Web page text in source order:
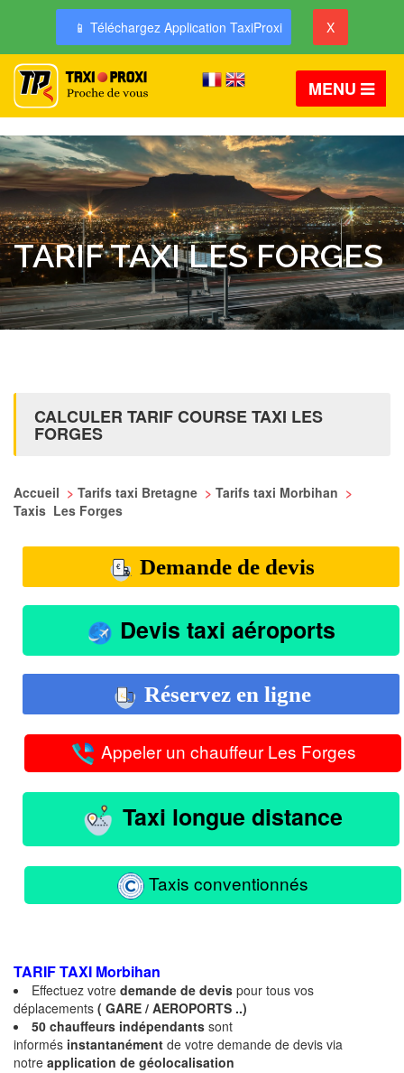
📱 Téléchargez Application TaxiProxi X
MENU
TARIF TAXI LES FORGES
CALCULER TARIF COURSE TAXI LES
FORGES
Accueil > Tarifs taxi Bretagne > Tarifs taxi Morbihan >
Taxis Les Forges
Demande de devis
Devis taxi aéroports
Réservez en ligne
Appeler un chauffeur Les Forges
Taxi longue distance
Taxis conventionnés
TARIF TAXI Morbihan
Effectuez votre demande de devis pour tous vos
déplacements ( GARE / AEROPORTS ..)
50 chauffeurs indépendants sont
informés instantanément de votre demande de devis via
notre application de géolocalisation